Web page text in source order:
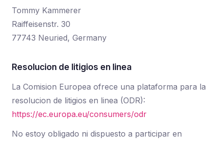
Tommy Kammerer
Raiffeisenstr. 30
77743 Neuried, Germany
Resolucion de litigios en linea
La Comision Europea ofrece una plataforma para la
resolucion de litigios en linea (ODR):
https://ec.europa.eu/consumers/odr
No estoy obligado ni dispuesto a participar en